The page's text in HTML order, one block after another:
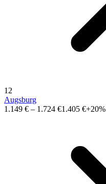
12
Augsburg
1.149 € – 1.724 €1.405 €+20%